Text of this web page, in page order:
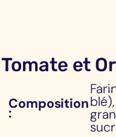
et
Composition